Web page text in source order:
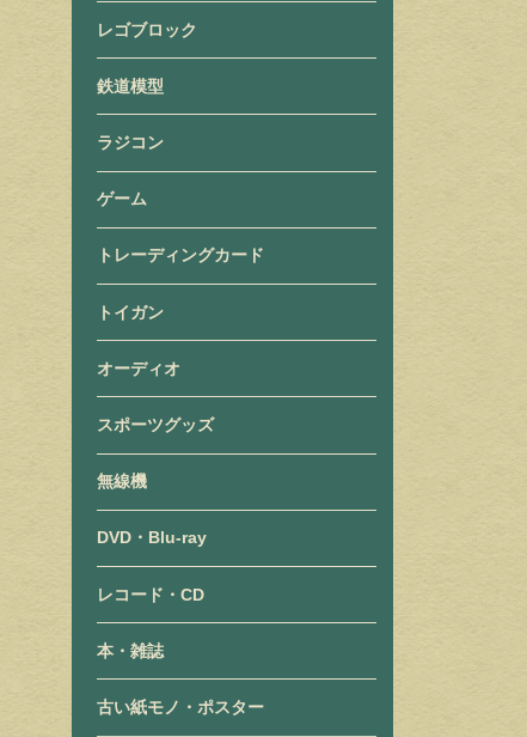
レゴブロック
鉄道模型
ラジコン
ゲーム
トレーディングカード
トイガン
オーディオ
スポーツグッズ
無線機
DVD・Blu-ray
レコード・CD
本・雑誌
古い紙モノ・ポスター